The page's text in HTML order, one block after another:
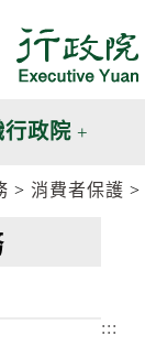
行政院
消費者保護
:::